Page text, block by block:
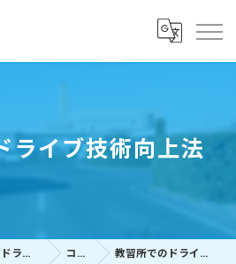
ライブ技術向上法
埼玉の教習所ならイツヤドライビングスクール コラム 教習所でのドライブ技術向上法